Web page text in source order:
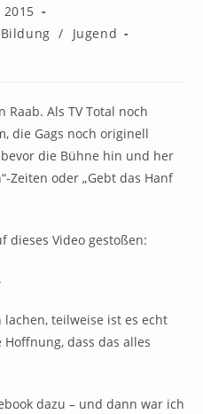
Bildung /
Jugend
Raab. Als TV Total noch
die Gags noch originell
die Bühne hin und her
Zeiten oder „Gebt das Hanf
dieses Video gestoßen:
teilweise ist es echt
dass das alles
dazu – und dann war ich